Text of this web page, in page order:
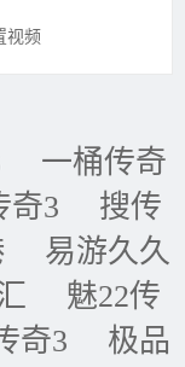
视频
一桶传奇
奇3
搜传
易游久久
魅22传
奇3 极品